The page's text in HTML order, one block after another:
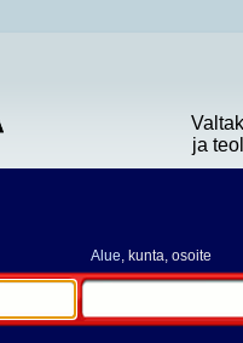
ja
Alue, kunta, osoite